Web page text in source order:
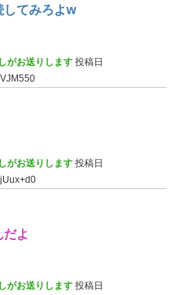
してみろよw
がお送りします 投稿日
がお送りします 投稿日
よ
がお送りします 投稿日